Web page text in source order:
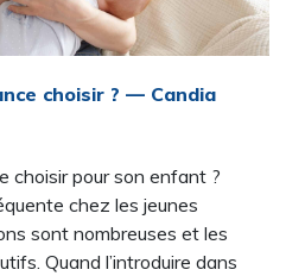
choisir​​ ? — Candia
choisir pour son enfant ?
chez les jeunes
sont nombreuses et les
Quand l’introduire dans